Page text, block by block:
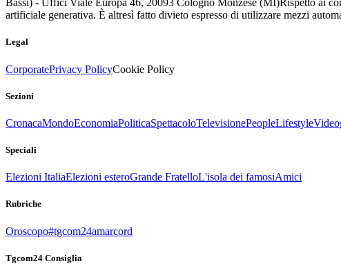
Bassi) - Uffici Viale Europa 46, 20093 Cologno Monzese (MI)Rispetto ai
artificiale generativa. È altresì fatto divieto espresso di utilizzare mezzi
Legal
CorporatePrivacy PolicyCookie Policy
Sezioni
CronacaMondoEconomiaPoliticaSpettacoloTelevisionePeopleLifestyle
Speciali
Elezioni ItaliaElezioni esteroGrande FratelloL'isola dei famosiAmici
Rubriche
Oroscopo#tgcom24amarcord
Tgcom24 Consiglia